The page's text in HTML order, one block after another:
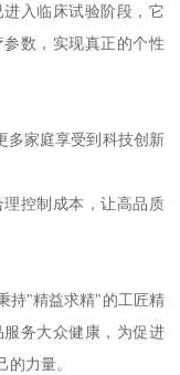
入临床试验阶段，它
数，实现真正的个性
多家庭享受到科技创新
控制成本，让高品质
持"精益求精"的工匠精
务大众健康，为促进
力量。